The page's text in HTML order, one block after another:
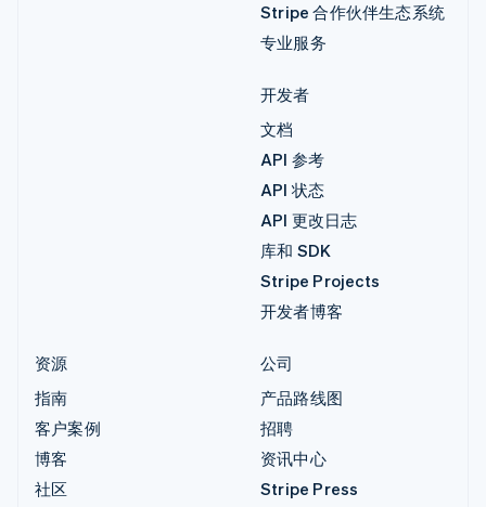
Stripe 合作伙伴生态系统
专业服务
开发者
文档
API 参考
API 状态
API 更改日志
库和 SDK
Stripe Projects
开发者博客
资源
指南
客户案例
博客
社区
公司
产品路线图
招聘
资讯中心
Stripe Press